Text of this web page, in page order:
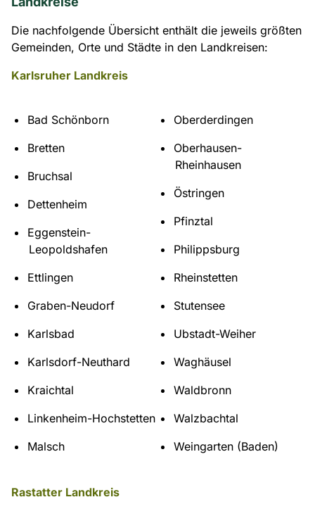
Die nachfolgende Übersicht enthält die jeweils größten
Gemeinden, Orte und Städte in den Landkreisen:
Karlsruher Landkreis
Bad Schönborn
Bretten
Bruchsal
Dettenheim
Eggenstein-
Leopoldshafen
Ettlingen
Graben-Neudorf
Karlsbad
Karlsdorf-Neuthard
Kraichtal
Linkenheim-Hochstetten
Malsch
Oberderdingen
Oberhausen-
Rheinhausen
Östringen
Pfinztal
Philippsburg
Rheinstetten
Stutensee
Ubstadt-Weiher
Waghäusel
Waldbronn
Walzbachtal
Weingarten (Baden)
Rastatter Landkreis